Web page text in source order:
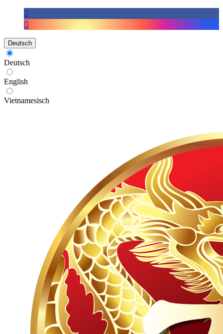
Deutsch
Deutsch
English
Vietnamesisch